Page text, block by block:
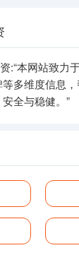
:“本网站致力
等多维度信息
全与稳健。”